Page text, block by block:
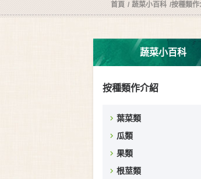
首頁 蔬菜小百科 按種類作
蔬菜小百科
按種類作介紹
葉菜類
瓜類
果類
根莖類